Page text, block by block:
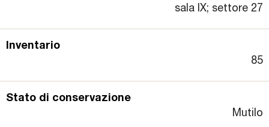
sala IX; settore 27
Inventario
85
Stato di conservazione
Mutilo